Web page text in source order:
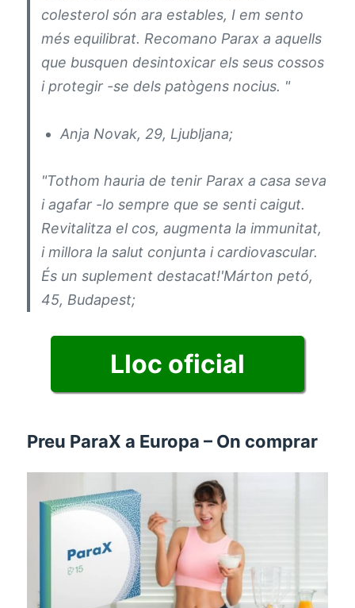
colesterol són ara estables, I em sento
més equilibrat. Recomano Parax a aquells
que busquen desintoxicar els seus cossos
i protegir -se dels patògens nocius. "
Anja Novak, 29, Ljubljana;
"Tothom hauria de tenir Parax a casa seva
i agafar -lo sempre que se senti caigut.
Revitalitza el cos, augmenta la immunitat,
i millora la salut conjunta i cardiovascular.
És un suplement destacat!'Márton petó,
45, Budapest;
Lloc oficial
Preu ParaX a Europa – On comprar